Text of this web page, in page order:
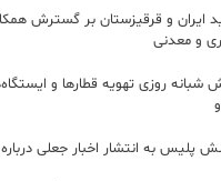
ایران و قرقیزستان بر گسترش
و معدنی
شبانه روزی تهویه قطار‌ها و
پلیس به انتشار اخبار جعلی